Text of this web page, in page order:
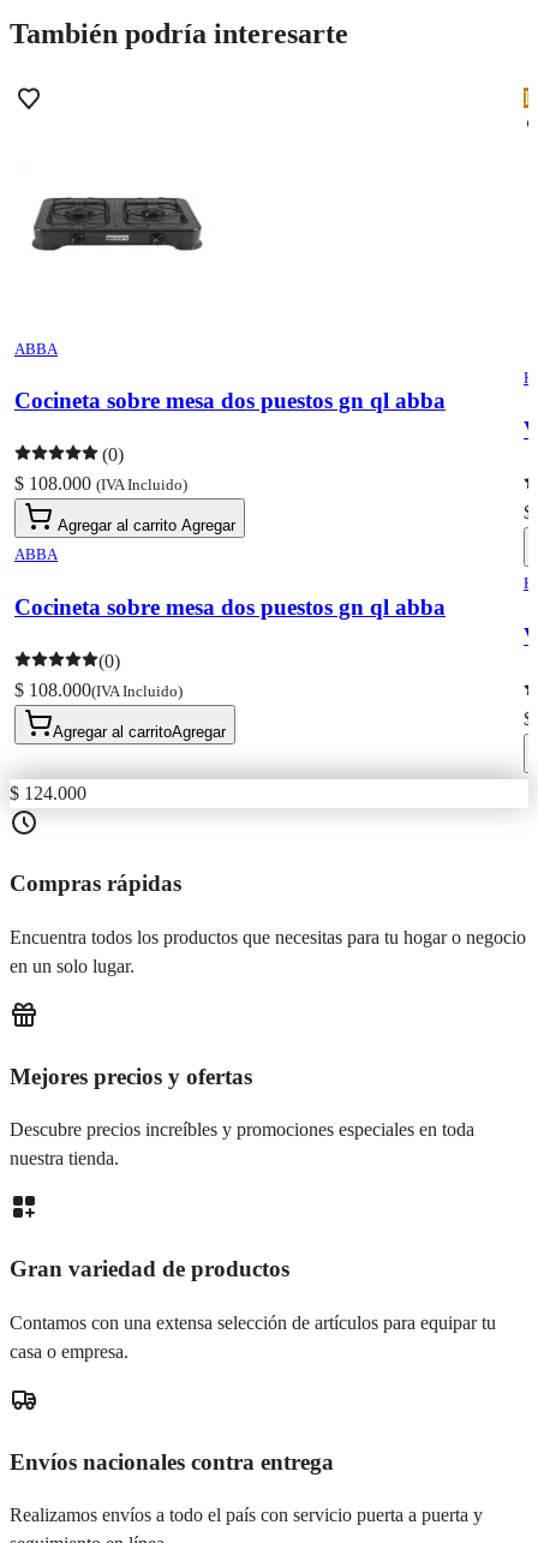
También podría interesarte
ABBA
Cocineta sobre mesa dos puestos gn ql abba
(0)
$ 108.000 (IVA Incluido)
Agregar al carrito Agregar
ABBA
Cocineta sobre mesa dos puestos gn ql abba
(0)
$ 108.000(IVA Incluido)
Agregar al carritoAgregar
$
$
$ 124.000
Compras rápidas
Encuentra todos los productos que necesitas para tu hogar o negocio
en un solo lugar.
Mejores precios y ofertas
Descubre precios increíbles y promociones especiales en toda
nuestra tienda.
Gran variedad de productos
Contamos con una extensa selección de artículos para equipar tu
casa o empresa.
Envíos nacionales contra entrega
Realizamos envíos a todo el país con servicio puerta a puerta y